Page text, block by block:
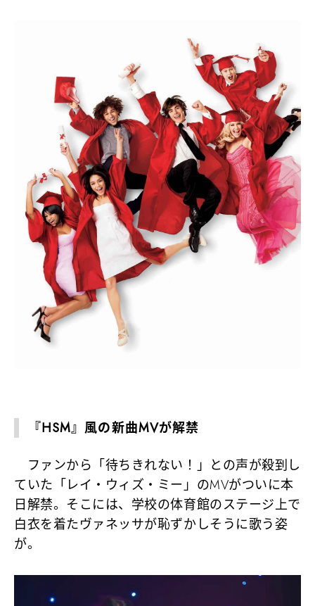
『HSM』風の新曲MVが解禁
ファンから「待ちきれない！」との声が殺到し
ていた「レイ・ウィズ・ミー」のMVがついに本
日解禁。そこには、学校の体育館のステージ上で
白衣を着たヴァネッサが恥ずかしそうに歌う姿
が。